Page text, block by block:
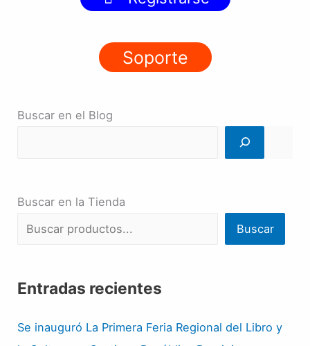
Soporte
Buscar en el Blog
Buscar en la Tienda
Buscar
Entradas recientes
Se inauguró La Primera Feria Regional del Libro y